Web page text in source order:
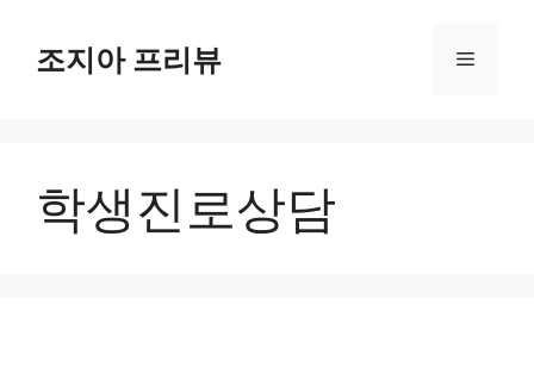
조지아 프리뷰 메
학생진로상담